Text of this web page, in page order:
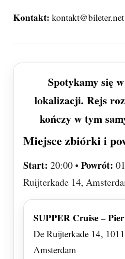
Kontakt: kontakt@bileter.net
Spotykamy się
lokalizacji. Rejs
kończy w tym
Miejsce zbiórki i
Start: 20:00 •Powrót:
Ruijterkade 14,
SUPPER Cruise –
De Ruijterkade 14,
Amsterdam